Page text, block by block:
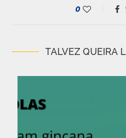
0
TALVEZ QUEIRA